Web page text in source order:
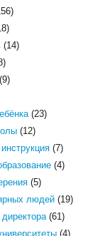
(14)
(23)
(12)
(7)
(4)
(5)
людей(19)
(61)
(4)